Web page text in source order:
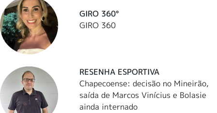
GIRO 360°
GIRO 360
RESENHA ESPORTIVA
Chapecoense: decisão no Mineirão,
saída de Marcos Vinícius e Bolasie
ainda internado